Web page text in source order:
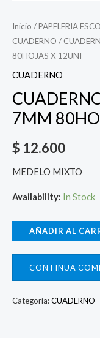
Inicio /PAPELERIA
CUADERNO /
80HOJAS X 12UNI
CUADERNO
7MM
$ 12.600
MEDELO MIXTO
Availability: In Stock
AÑADIR AL
CONTINUA
Categoría:CUADERNO